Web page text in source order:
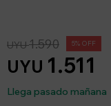
UYU 1.511
UYU1.590 5
Llega pasado mañana